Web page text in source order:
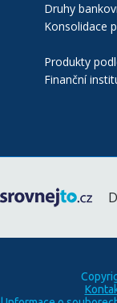
Druhy
Konsolidace
Produkty
Finanční